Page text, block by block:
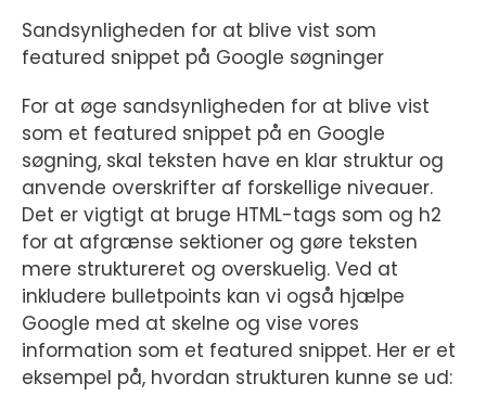
Sandsynligheden for at blive vist som
featured snippet på Google søgninger
For at øge sandsynligheden for at blive vist
som et featured snippet på en Google
søgning, skal teksten have en klar struktur og
anvende overskrifter af forskellige niveauer.
Det er vigtigt at bruge HTML-tags som og h2
for at afgrænse sektioner og gøre teksten
mere struktureret og overskuelig. Ved at
inkludere bulletpoints kan vi også hjælpe
Google med at skelne og vise vores
information som et featured snippet. Her er et
eksempel på, hvordan strukturen kunne se ud: